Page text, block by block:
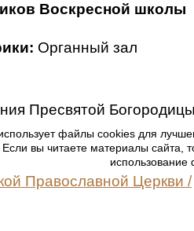
Воскресной школы
Органный зал
Пресвятой
файлы cookies для
Если вы читаете материалы сайта,
использование